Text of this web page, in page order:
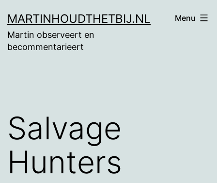
naar
de
MARTINHOUDTHETBIJ.NL
Martin observeert en
becommentarieert
Menu
Salvage
Hunters